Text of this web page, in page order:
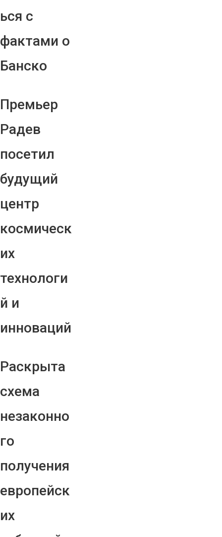
ься с
фактами о
Банско
Премьер
Радев
посетил
будущий
центр
космическ
их
технологи
й и
инноваций
Раскрыта
схема
незаконно
го
получения
европейск
их